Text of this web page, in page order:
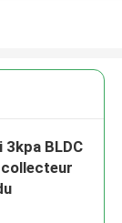
3kpa BLDC